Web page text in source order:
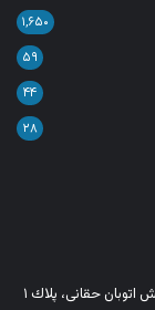
۱,۶۵۰
۵۹
۴۴
۲۸
آدرس: تهران - خیابان میرداماد، خیابان مصدق جنوبی،نبش اتوبان حقانی، پلاك ١